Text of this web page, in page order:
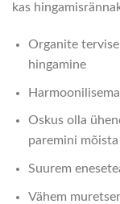
kas
Organite
hingamine
Oskus olla
paremini mõista
Suurem
Vähem